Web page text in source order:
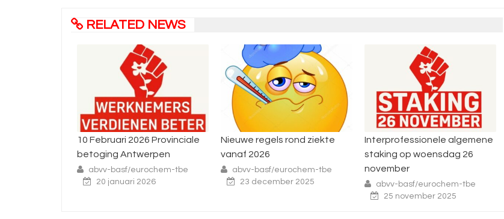
RELATED NEWS
Nieuwe regels rond ziekte
vanaf 2026
abvv-basf/eurochem-tbe
23 december 2025
Interprofessionele algemene
staking op woensdag 26
november
abvv-basf/eurochem-tbe
Nationale betoging dinsdag
14 oktober
abvv-basf/eurochem-tbe
6 oktober 2025